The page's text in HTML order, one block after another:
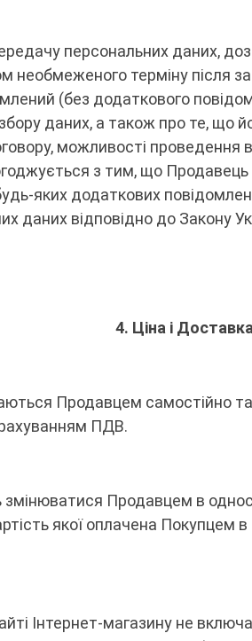
персональних даних,
необмеженого терміну після
(без додаткового
збору даних, а також про те,
можливості проведення
з тим, що
яких додаткових
даних відповідно до Закону
4. Ціна і
Продавцем самостійно та
ПДВ.
Продавцем в
якої оплачена
Інтернет-магазину не